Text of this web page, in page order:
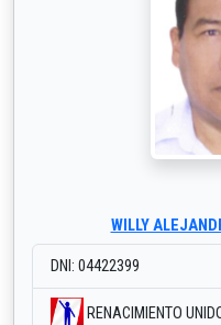
WILLY
DNI: 04422399
RENACIMIENTO